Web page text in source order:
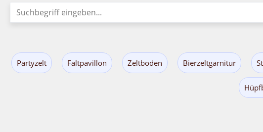
Partyzelt Faltpavillon Zeltboden Bierzeltgarnitur